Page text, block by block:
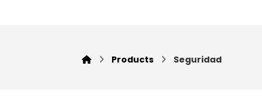
Products Seguridad